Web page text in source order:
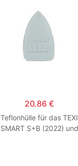
20.86 €
Teflonhülle für das TEXI
SMART S+B (2022) und